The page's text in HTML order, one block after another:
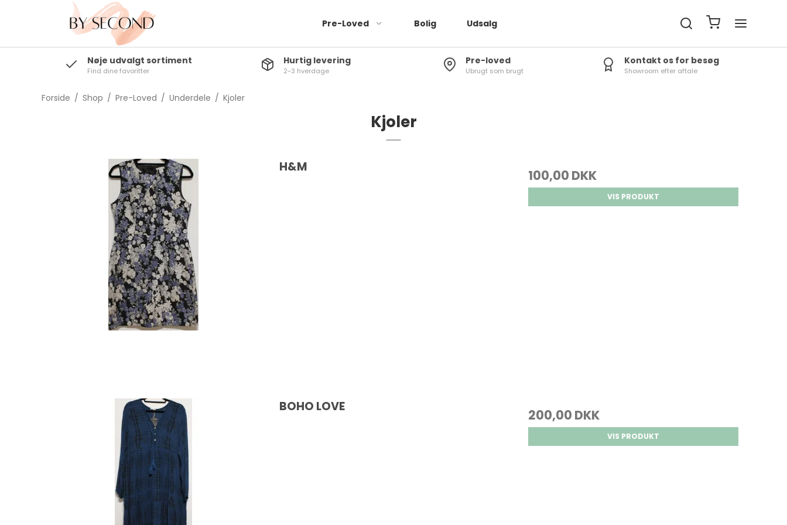
Pre-Loved
Bluser/Skjorter
Jeans
Bolig Udsalg
Nøje udvalgt sortiment
Find dine favoritter
Hurtig levering
2-3 hverdage
Pre-loved
Ubrugt som brugt
Kontakt os for besøg
Showroom efter aftale
Forside / Shop / Pre-Loved / Underdele / Kjoler
Kjoler
H&M
100,00 DKK
VIS PRODUKT
BOHO LOVE
200,00 DKK
VIS PRODUKT